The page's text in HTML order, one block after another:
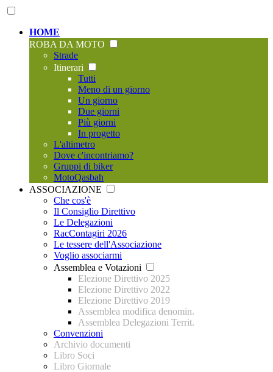
HOME
ROBA DA MOTO
Strade
Itinerari
Tutti
Meno di un giorno
Un giorno
Due giorni
Più giorni
In progetto
L'altimetro
Dove c'incontriamo?
Gruppi di biker
MotoQasbah
ASSOCIAZIONE
Che cos'è
Il Consiglio Direttivo
Le Delegazioni
RacContagiri 2026
Le tessere dell'Associazione
Voglio associarmi
Assemblea e Votazioni
Elezione Direttivo 2025
Elezione Direttivo 2022
Elezione Direttivo 2019
Assemblea modifica denomin.
Assemblea Delegazioni Territ.
Convenzioni
Archivio documenti
Libro Soci
Libro Giornale